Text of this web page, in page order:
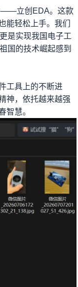
——立创EDA。这款
能轻松上手。我们
是实现我国电子工
国的技术崛起感到
工具上的不断进
神，依托越来越强
智慧。